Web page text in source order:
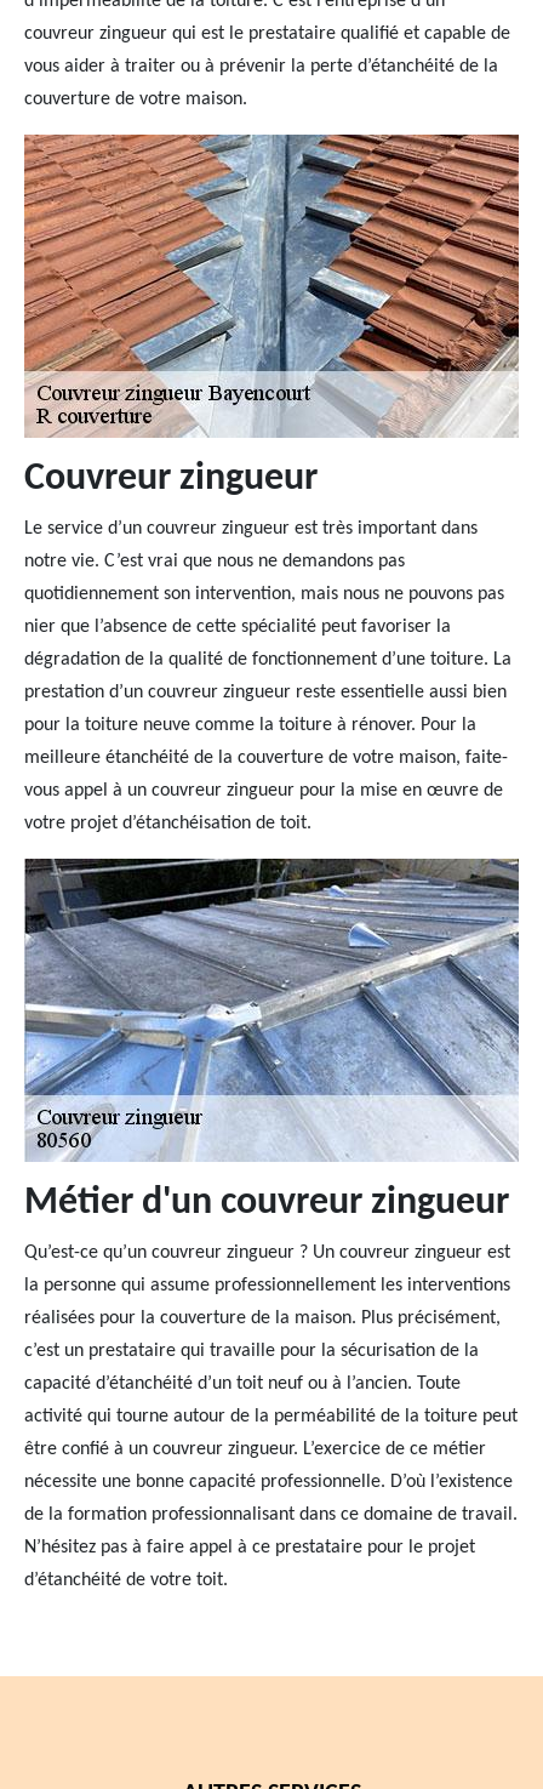
couvreur zingueur qui est le prestataire qualifié et capable de
vous aider à traiter ou à prévenir la perte d’étanchéité de la
couverture de votre maison.
Couvreur zingueur
Le service d’un couvreur zingueur est très important dans
notre vie. C’est vrai que nous ne demandons pas
quotidiennement son intervention, mais nous ne pouvons pas
nier que l’absence de cette spécialité peut favoriser la
dégradation de la qualité de fonctionnement d’une toiture. La
prestation d’un couvreur zingueur reste essentielle aussi bien
pour la toiture neuve comme la toiture à rénover. Pour la
meilleure étanchéité de la couverture de votre maison, faite-
vous appel à un couvreur zingueur pour la mise en œuvre de
votre projet d’étanchéisation de toit.
Métier d'un couvreur zingueur
Qu’est-ce qu’un couvreur zingueur ? Un couvreur zingueur est
la personne qui assume professionnellement les interventions
réalisées pour la couverture de la maison. Plus précisément,
c’est un prestataire qui travaille pour la sécurisation de la
capacité d’étanchéité d’un toit neuf ou à l’ancien. Toute
activité qui tourne autour de la perméabilité de la toiture peut
être confié à un couvreur zingueur. L’exercice de ce métier
nécessite une bonne capacité professionnelle. D’où l’existence
de la formation professionnalisant dans ce domaine de travail.
N’hésitez pas à faire appel à ce prestataire pour le projet
d’étanchéité de votre toit.